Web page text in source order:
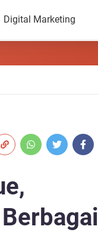
Digital Marketing